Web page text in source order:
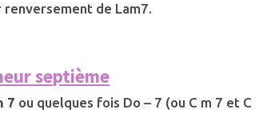
renversement de Lam7.
septième
7 ou quelques fois Do – 7 (ou C m 7 et C